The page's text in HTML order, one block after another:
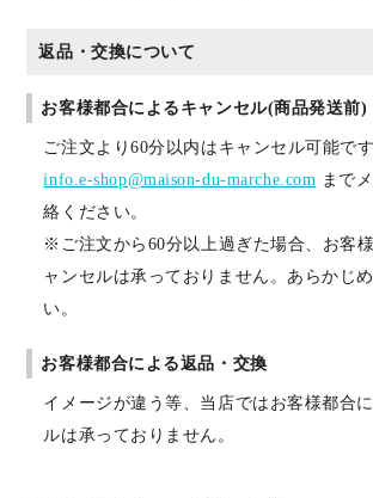
返品・交換について
お客様都合によるキャンセル(商品発送前)
ご注文より60分以内はキャンセル可能です
info.e-shop@maison-du-marche.com まで
絡ください。
※ご注文から60分以上過ぎた場合、お客
ャンセルは承っておりません。あらかじ
い。
お客様都合による返品・交換
イメージが違う等、当店ではお客様都合
ルは承っておりません。